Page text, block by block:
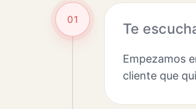
01
Te
Empezamos
cliente que